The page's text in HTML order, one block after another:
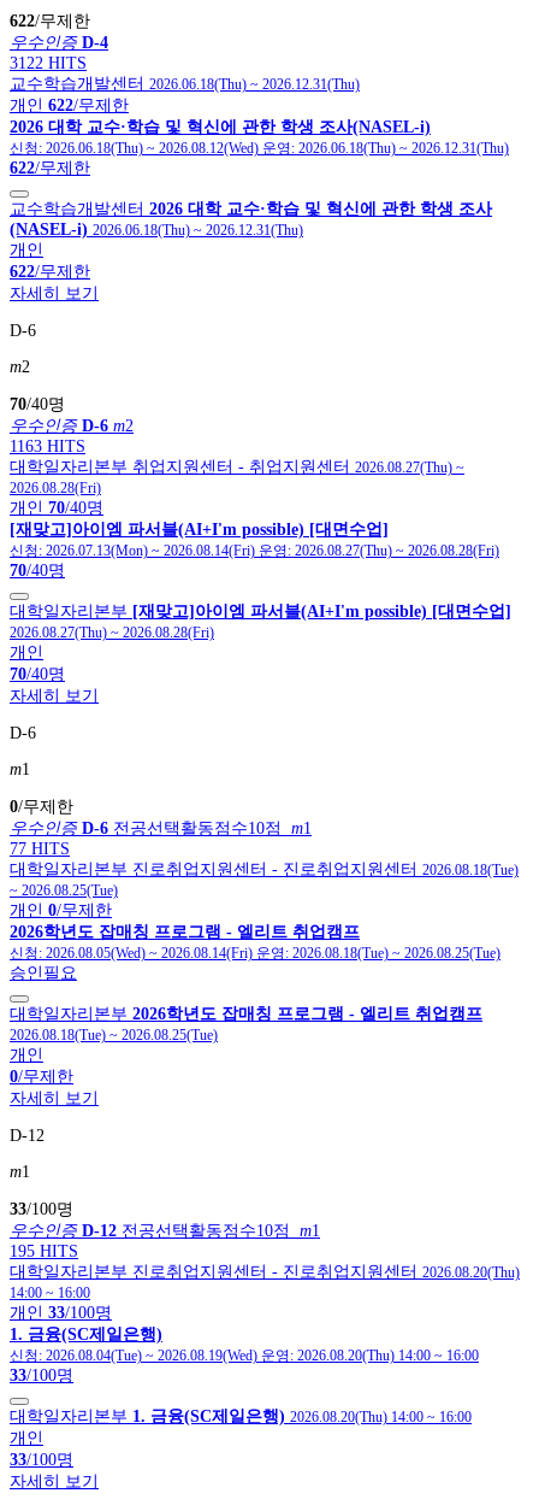
622/무제한
우수인증 D-4
3122 HITS
교수학습개발센터 2026.06.18(Thu) ~ 2026.12.31(Thu)
개인 622/무제한
2026 대학 교수·학습 및 혁신에 관한 학생 조사(NASEL-i)
신청: 2026.06.18(Thu) ~ 2026.08.12(Wed) 운영: 2026.06.18(Thu) ~ 2026.12.31(Thu)
622/무제한
교수학습개발센터 2026 대학 교수·학습 및 혁신에 관한 학생 조사
(NASEL-i) 2026.06.18(Thu) ~ 2026.12.31(Thu)
개인
622/무제한
자세히 보기
D-6
m2
70/40명
우수인증 D-6 m2
1163 HITS
대학일자리본부 취업지원센터 - 취업지원센터 2026.08.27(Thu) ~
2026.08.28(Fri)
개인 70/40명
[재맞고]아이엠 파서블(AI+I'm possible) [대면수업]
신청: 2026.07.13(Mon) ~ 2026.08.14(Fri) 운영: 2026.08.27(Thu) ~ 2026.08.28(Fri)
70/40명
대학일자리본부 [재맞고]아이엠 파서블(AI+I'm possible) [대면수업]
2026.08.27(Thu) ~ 2026.08.28(Fri)
개인
70/40명
자세히 보기
D-6
m1
0/무제한
우수인증 D-6 전공선택활동점수10점 m1
77 HITS
대학일자리본부 진로취업지원센터 - 진로취업지원센터 2026.08.18(Tue)
~ 2026.08.25(Tue)
개인 0/무제한
2026학년도 잡매칭 프로그램 - 엘리트 취업캠프
신청: 2026.08.05(Wed) ~ 2026.08.14(Fri) 운영: 2026.08.18(Tue) ~ 2026.08.25(Tue)
승인필요
대학일자리본부 2026학년도 잡매칭 프로그램 - 엘리트 취업캠프
2026.08.18(Tue) ~ 2026.08.25(Tue)
개인
0/무제한
자세히 보기
D-12
m1
33/100명
우수인증 D-12 전공선택활동점수10점 m1
195 HITS
대학일자리본부 진로취업지원센터 - 진로취업지원센터 2026.08.20(Thu)
14:00 ~ 16:00
개인 33/100명
1. 금융(SC제일은행)
신청: 2026.08.04(Tue) ~ 2026.08.19(Wed) 운영: 2026.08.20(Thu) 14:00 ~ 16:00
33/100명
대학일자리본부 1. 금융(SC제일은행) 2026.08.20(Thu) 14:00 ~ 16:00
개인
33/100명
자세히 보기